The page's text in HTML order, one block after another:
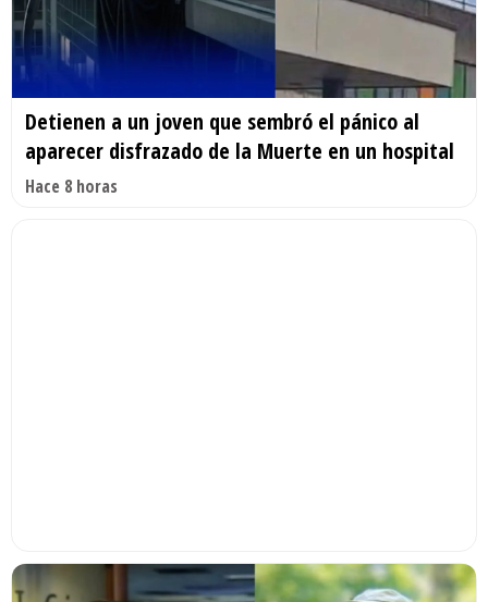
Detienen a un joven que sembró el pánico al
aparecer disfrazado de la Muerte en un hospital
Hace 8 horas